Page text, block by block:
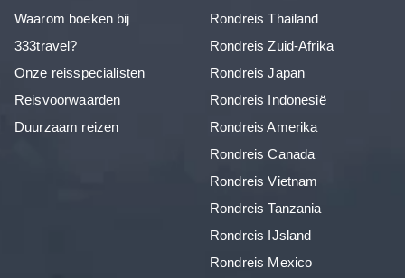
Waarom boeken bij
333travel?
Onze reisspecialisten
Reisvoorwaarden
Duurzaam reizen
Rondreis Thailand
Rondreis Zuid-Afrika
Rondreis Japan
Rondreis Indonesië
Rondreis Amerika
Rondreis Canada
Rondreis Vietnam
Rondreis Tanzania
Rondreis IJsland
Rondreis Mexico